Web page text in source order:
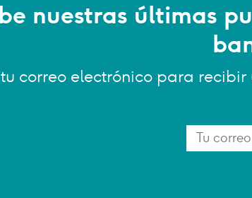
nuestras últimas
correo electrónico para